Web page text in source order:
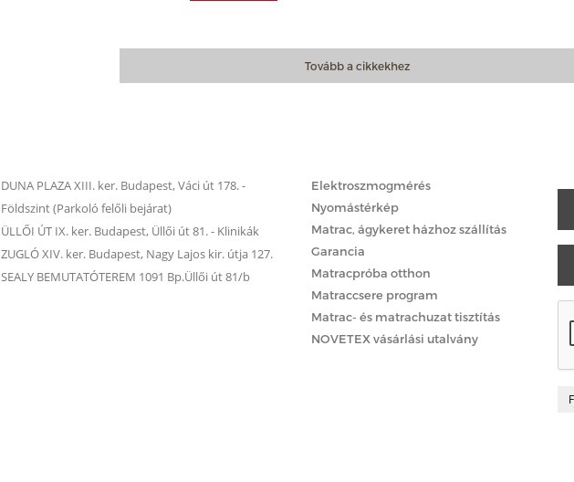
Tovább a cikkekhez
DUNA PLAZA XIII. ker. Budapest, Váci út 178. -
Földszint (Parkoló felőli bejárat)
ÜLLŐI ÚT IX. ker. Budapest, Üllői út 81. - Klinikák
ZUGLÓ XIV. ker. Budapest, Nagy Lajos kir. útja 127.
SEALY BEMUTATÓTEREM 1091 Bp.Üllői út 81/b
Elektroszmogmérés
Nyomástérkép
Matrac, ágykeret házhoz szállítás
Garancia
Matracpróba otthon
Matraccsere program
Matrac- és matrachuzat tisztítás
NOVETEX vásárlási utalvány